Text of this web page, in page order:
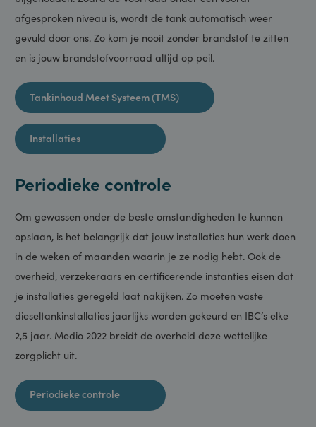
tankinstallatie. Via telemetrie wordt de exacte tankinhoud
afgesproken niveau is, wordt de tank automatisch weer
en is jouw brandstofvoorraad altijd op peil.
Tankinhoud Meet Systeem (TMS)
Installaties
Periodieke controle
Om gewassen onder de beste omstandigheden te kunnen
opslaan, is het belangrijk dat jouw installaties hun werk doen
in de weken of maanden waarin je ze nodig hebt. Ook de
overheid, verzekeraars en certificerende instanties eisen dat
je installaties geregeld laat nakijken. Zo moeten vaste
dieseltankinstallaties jaarlijks worden gekeurd en IBC’s elke
2,5 jaar. Medio 2022 breidt de overheid deze wettelijke
zorgplicht uit.